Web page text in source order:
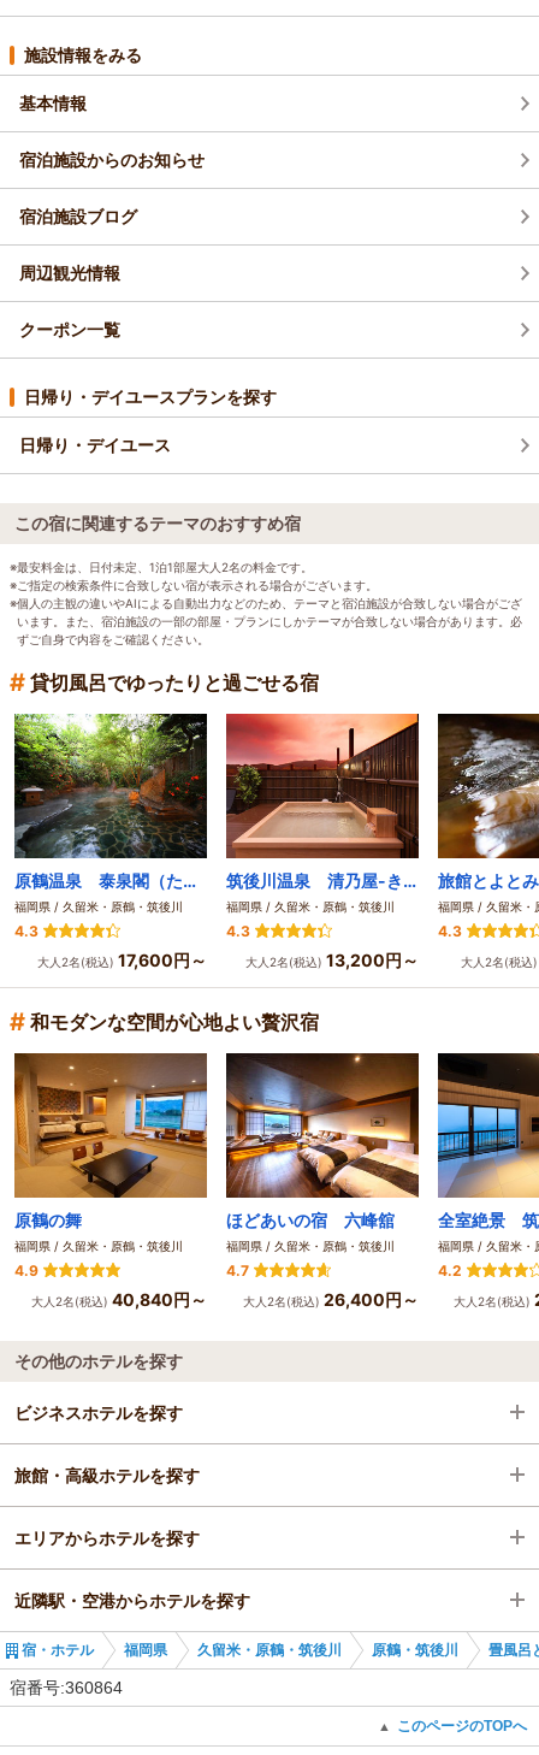
施設情報をみる
基本情報
宿泊施設からのお知らせ
宿泊施設ブログ
周辺観光情報
クーポン一覧
日帰り・デイユースプランを探す
日帰り・デイユース
この宿に関連するテーマのおすすめ宿
※最安料金は、日付未定、1泊1部屋大人2名の料金です。
※ご指定の検索条件に合致しない宿が表示される場合がございます。
※個人の主観の違いやAIによる自動出力などのため、テーマと宿泊施設が合致しない場合がござ
います。また、宿泊施設の一部の部屋・プランにしかテーマが合致しない場合があります。必
ずご自身で内容をご確認ください。
# 貸切風呂でゆったりと過ごせる宿
原鶴温泉 泰泉閣（たいせんかく）
福岡県 / 久留米・原鶴・筑後川
4.3
大人2名(税込) 17,600円～
筑後川温泉 清乃屋-きよのや- 自家源泉掛け流しの宿
福岡県 / 久留米・原鶴・筑後川
4.3
大人2名(税込) 13,200円～
福岡県 / 久留米・
4.3
大人2名(税込
# 和モダンな空間が心地よい贅沢宿
原鶴の舞
福岡県 / 久留米・原鶴・筑後川
4.9
大人2名(税込) 40,840円～
ほどあいの宿 六峰舘
福岡県 / 久留米・原鶴・筑後川
4.7
大人2名(税込) 26,400円～
福岡県 / 久留米・
4.2
大人2名(税込)
その他のホテルを探す
ビジネスホテルを探す
福岡県
久留米・原鶴・筑後川
原鶴・筑後川
筑後吉井駅
旅館・高級ホテルを探す
福岡県
エリアからホテルを探す
福岡県
久留米・原鶴・筑後川
近隣駅・空港からホテルを探す
うきは駅
宿・ホテル 福岡県 久留米・原鶴・筑後川 原鶴・筑後川 畳風呂
宿番号:360864
▲ このページのTOPへ